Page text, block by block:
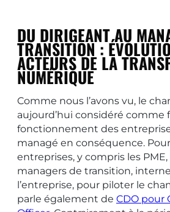
DU DIRIGEANT AU
TRANSITION :
ACTEURS DE LA
NUMÉRIQUE
Comme nous l’avons vu, le
aujourd’hui considéré comme
fonctionnement des
managé en conséquence.
entreprises, y compris les
managers de transition,
l’entreprise, pour piloter le
parle également de CDO pour